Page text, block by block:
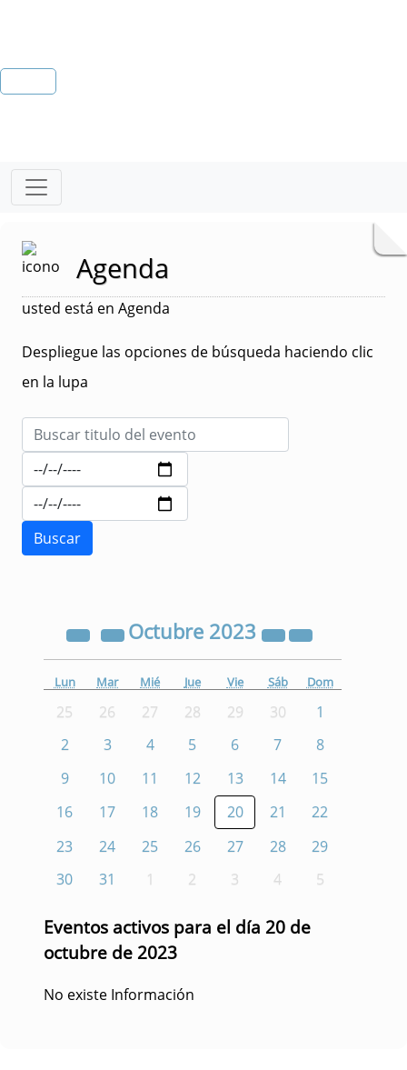
Agenda
usted está en Agenda
Despliegue las opciones de búsqueda haciendo clic
en la lupa
Octubre 2023
Lun Mar Mié Jue Vie Sáb Dom
25 26 27 28 29 30
1
2
3 4 5 6 7
8
9
10 11 12 13 14
15
16
17 18 19 20 21
22
23
24 25 26 27 28
29
30
31 1 2 3 4 5
Eventos activos para el día 20 de
octubre de 2023
No existe Información